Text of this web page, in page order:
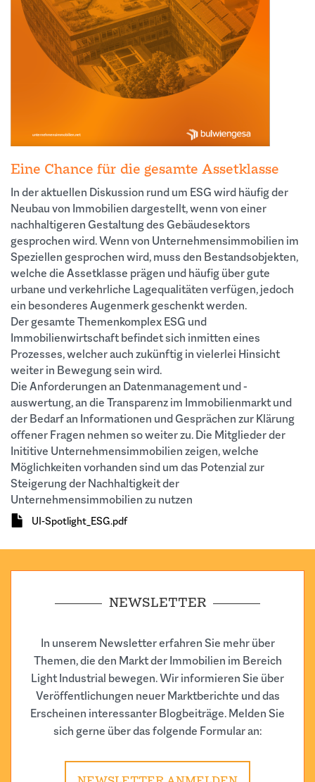
Eine Chance für die gesamte Assetklasse
In der aktuellen Diskussion rund um ESG wird häufig der
Neubau von Immobilien dargestellt, wenn von einer
nachhaltigeren Gestaltung des Gebäudesektors
gesprochen wird. Wenn von Unternehmensimmobilien im
Speziellen gesprochen wird, muss den Bestandsobjekten,
welche die Assetklasse prägen und häufig über gute
urbane und verkehrliche Lagequalitäten verfügen, jedoch
ein besonderes Augenmerk geschenkt werden.
Der gesamte Themenkomplex ESG und
Immobilienwirtschaft befindet sich inmitten eines
Prozesses, welcher auch zukünftig in vielerlei Hinsicht
weiter in Bewegung sein wird.
Die Anforderungen an Datenmanagement und -
auswertung, an die Transparenz im Immobilienmarkt und
der Bedarf an Informationen und Gesprächen zur Klärung
offener Fragen nehmen so weiter zu. Die Mitglieder der
Inititive Unternehmensimmobilien zeigen, welche
Möglichkeiten vorhanden sind um das Potenzial zur
Steigerung der Nachhaltigkeit der
Unternehmensimmobilien zu nutzen
Dokument
UI-Spotlight_ESG.pdf
NEWSLETTER
In unserem Newsletter erfahren Sie mehr über
Themen, die den Markt der Immobilien im Bereich
Light Industrial bewegen. Wir informieren Sie über
Veröffentlichungen neuer Marktberichte und das
Erscheinen interessanter Blogbeiträge. Melden Sie
sich gerne über das folgende Formular an: